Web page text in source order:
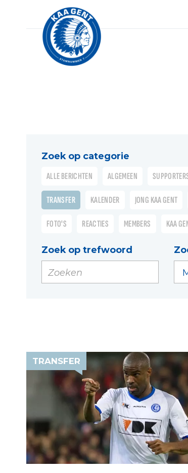
Zoek op categorie
ALLE BERICHTEN
ALGEMEEN
TRANSFER KALENDER JONG KAA GENT
FOTO'S REACTIES MEMBERS KAA
Zoek op trefwoord
TRANSFER